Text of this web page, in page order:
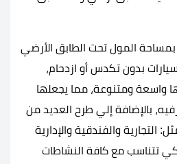
المول تحت الطابق الأرضي
بدون تكدس أو ازدحام،
واسعة ومتنوعة، مما يجعلها
بالإضافة إلي طرح العديد من
التجارية والفندقية والإدارية
تتناسب مع كافة النشاطات